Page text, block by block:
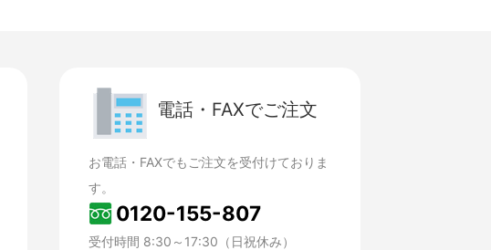
電話・FAXでご注文
お電話・FAXでもご注文を受付けておりま
す。
0120-155-807
受付時間 8:30～17:30（日祝休み）